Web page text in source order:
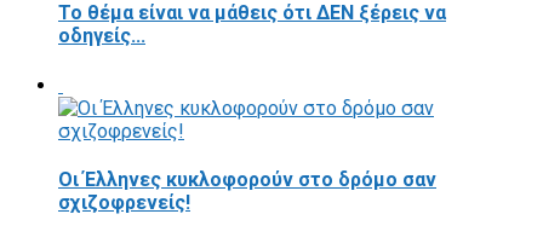
Το θέμα είναι να μάθεις ότι ΔΕΝ ξέρεις να
οδηγείς...
Οι Έλληνες κυκλοφορούν στο δρόμο σαν
σχιζοφρενείς!